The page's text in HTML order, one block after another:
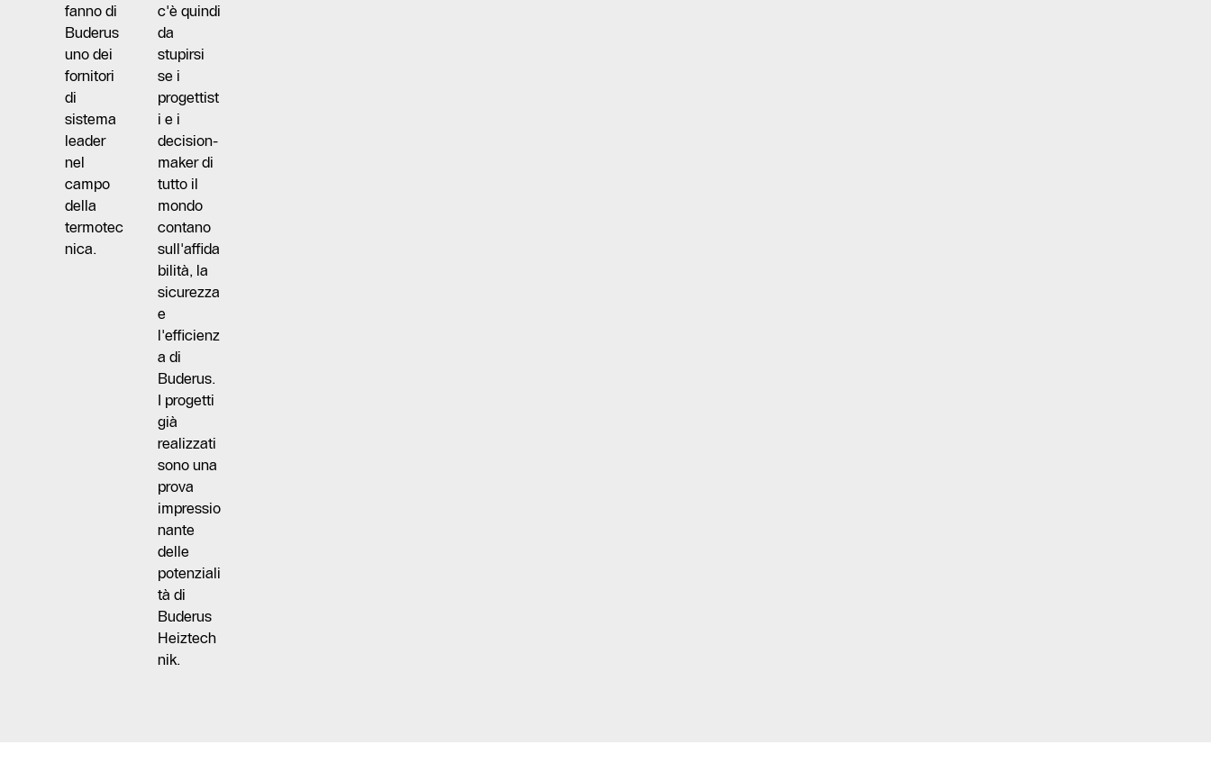
fanno di
Buderus
uno dei
fornitori
di
sistema
leader
nel
campo
della
termotec
nica.
c'è quindi
da
stupirsi
se i
progettist
i e i
decision-
maker di
tutto il
mondo
contano
sull'affida
bilità, la
sicurezza
e
l'efficienz
a di
Buderus.
I progetti
già
realizzati
sono una
prova
impressio
nante
delle
potenziali
tà di
Buderus
Heiztech
nik.